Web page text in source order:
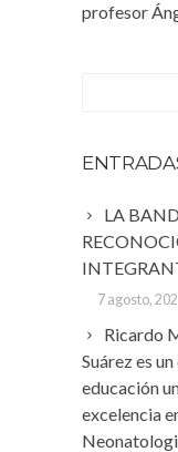
profesor
LA
7 agosto,
Ricardo
Suárez es
educación
excelencia